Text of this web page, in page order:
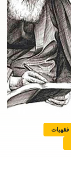
فقهيات